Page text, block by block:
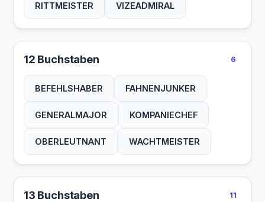
RITTMEISTER VIZEADMIRAL
12 Buchstaben 6
BEFEHLSHABER FAHNENJUNKER
GENERALMAJOR KOMPANIECHEF
OBERLEUTNANT WACHTMEISTER
13 Buchstaben 11